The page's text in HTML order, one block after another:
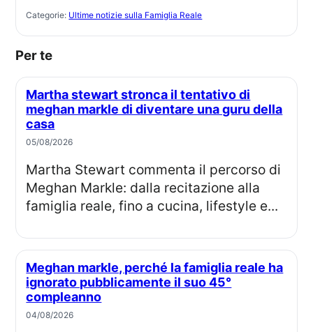
Categorie: Ultime notizie sulla Famiglia Reale
Per te
Martha stewart stronca il tentativo di
meghan markle di diventare una guru della
casa
05/08/2026
Martha Stewart commenta il percorso di
Meghan Markle: dalla recitazione alla
famiglia reale, fino a cucina, lifestyle e...
Meghan markle, perché la famiglia reale ha
ignorato pubblicamente il suo 45°
compleanno
04/08/2026